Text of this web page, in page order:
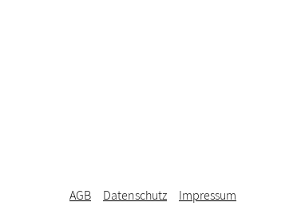
AGB Datenschutz Impressum